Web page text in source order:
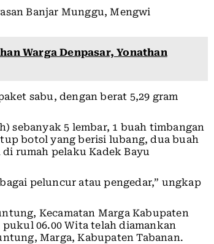
Banjar Munggu, Mengwi
Warga Denpasar, Yonathan
sabu, dengan berat 5,29 gram
sebanyak 5 lembar, 1 buah timbangan
botol yang berisi lubang, dua buah
rumah pelaku Kadek Bayu
peluncur atau pengedar,” ungkap
Kecamatan Marga Kabupaten
pukul 06.00 Wita telah diamankan
Marga, Kabupaten Tabanan.